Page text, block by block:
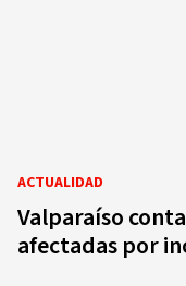
ACTUALIDAD
Valparaíso
afectadas por